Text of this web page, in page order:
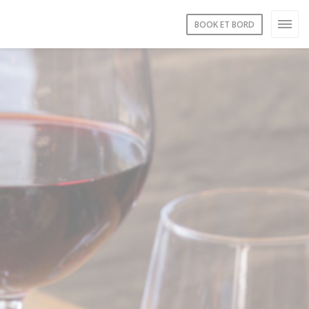
BOOK ET BORD